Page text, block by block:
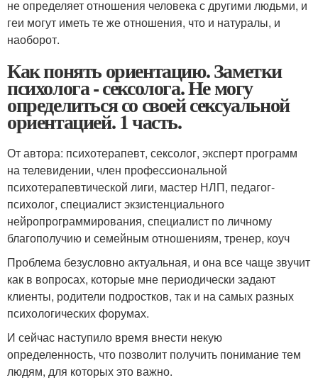
не определяет отношения человека с другими людьми, и
геи могут иметь те же отношения, что и натуралы, и
наоборот.
Как понять ориентацию. Заметки
психолога - сексолога. Не могу
определиться со своей сексуальной
ориентацией. 1 часть.
От автора: психотерапевт, сексолог, эксперт программ
на телевидении, член профессиональной
психотерапевтической лиги, мастер НЛП, педагог-
психолог, специалист экзистенциального
нейропрограммирования, специалист по личному
благополучию и семейным отношениям, тренер, коуч
Проблема безусловно актуальная, и она все чаще звучит
как в вопросах, которые мне периодически задают
клиенты, родители подростков, так и на самых разных
психологических форумах.
И сейчас наступило время внести некую
определенность, что позволит получить понимание тем
людям, для которых это важно.